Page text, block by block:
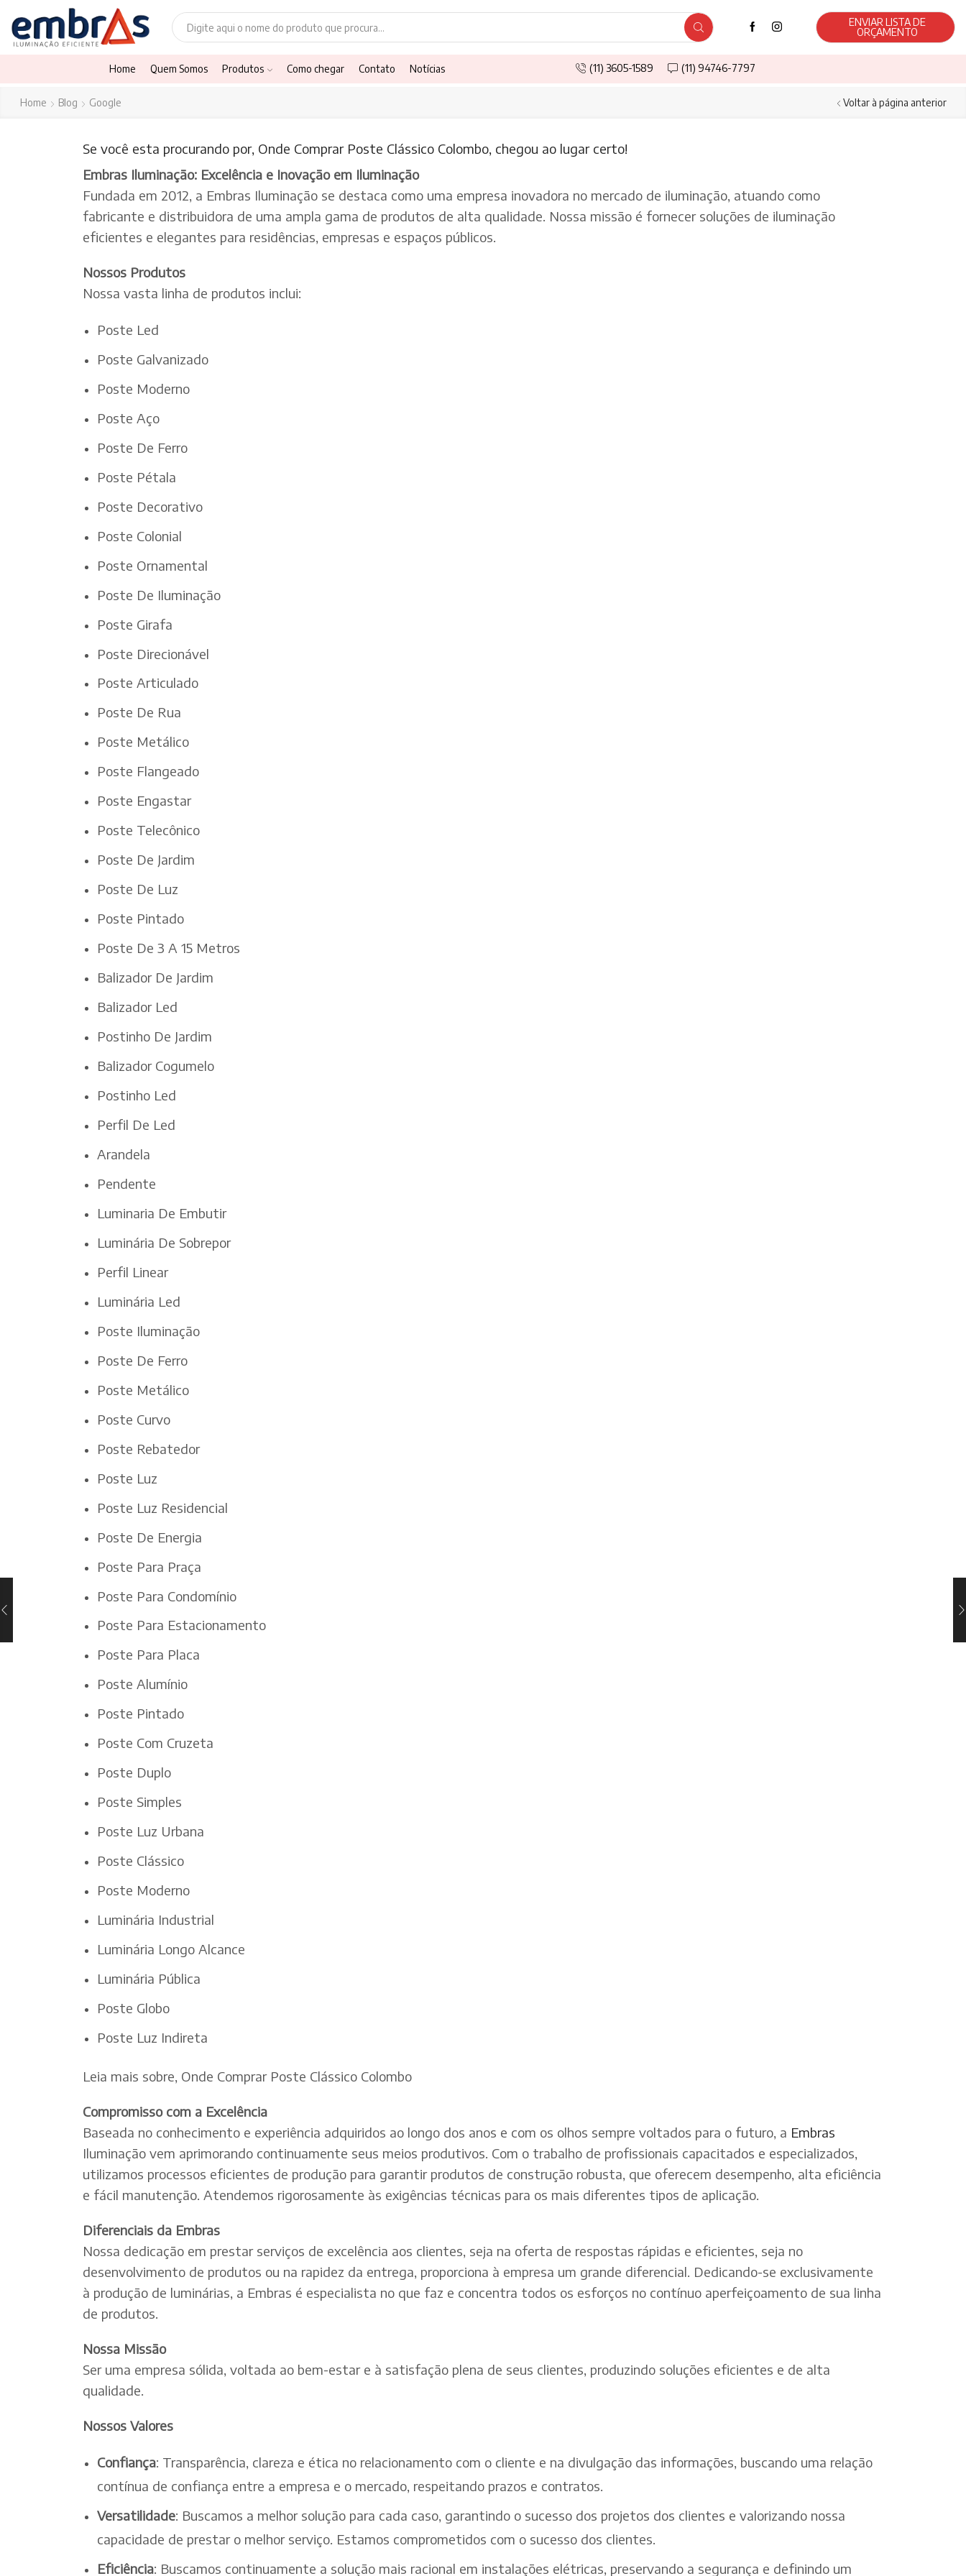
ENVIAR LISTA DE
ORÇAMENTO
Home Quem Somos Produtos Como chegar Contato Notícias (11) 3605-1589 (11) 94746-7797
Voltar à página anterior
Home Blog Google
Se você esta procurando por, Onde Comprar Poste Clássico Colombo, chegou ao lugar certo!
Embras Iluminação: Excelência e Inovação em Iluminação
Fundada em 2012, a Embras Iluminação se destaca como uma empresa inovadora no mercado de iluminação, atuando como
fabricante e distribuidora de uma ampla gama de produtos de alta qualidade. Nossa missão é fornecer soluções de iluminação
eficientes e elegantes para residências, empresas e espaços públicos.
Nossos Produtos
Nossa vasta linha de produtos inclui:
Poste Led
Poste Galvanizado
Poste Moderno
Poste Aço
Poste De Ferro
Poste Pétala
Poste Decorativo
Poste Colonial
Poste Ornamental
Poste De Iluminação
Poste Girafa
Poste Direcionável
Poste Articulado
Poste De Rua
Poste Metálico
Poste Flangeado
Poste Engastar
Poste Telecônico
Poste De Jardim
Poste De Luz
Poste Pintado
Poste De 3 A 15 Metros
Balizador De Jardim
Balizador Led
Postinho De Jardim
Balizador Cogumelo
Postinho Led
Perfil De Led
Arandela
Pendente
Luminaria De Embutir
Luminária De Sobrepor
Perfil Linear
Luminária Led
Poste Iluminação
Poste De Ferro
Poste Metálico
Poste Curvo
Poste Rebatedor
Poste Luz
Poste Luz Residencial
Poste De Energia
Poste Para Praça
Poste Para Condomínio
Poste Para Estacionamento
Poste Para Placa
Poste Alumínio
Poste Pintado
Poste Com Cruzeta
Poste Duplo
Poste Simples
Poste Luz Urbana
Poste Clássico
Poste Moderno
Luminária Industrial
Luminária Longo Alcance
Luminária Pública
Poste Globo
Poste Luz Indireta
Leia mais sobre, Onde Comprar Poste Clássico Colombo
Compromisso com a Excelência
Baseada no conhecimento e experiência adquiridos ao longo dos anos e com os olhos sempre voltados para o futuro, a Embras
Iluminação vem aprimorando continuamente seus meios produtivos. Com o trabalho de profissionais capacitados e especializados,
utilizamos processos eficientes de produção para garantir produtos de construção robusta, que oferecem desempenho, alta eficiência
e fácil manutenção. Atendemos rigorosamente às exigências técnicas para os mais diferentes tipos de aplicação.
Diferenciais da Embras
Nossa dedicação em prestar serviços de excelência aos clientes, seja na oferta de respostas rápidas e eficientes, seja no
desenvolvimento de produtos ou na rapidez da entrega, proporciona à empresa um grande diferencial. Dedicando-se exclusivamente
à produção de luminárias, a Embras é especialista no que faz e concentra todos os esforços no contínuo aperfeiçoamento de sua linha
de produtos.
Nossa Missão
Ser uma empresa sólida, voltada ao bem-estar e à satisfação plena de seus clientes, produzindo soluções eficientes e de alta
qualidade.
Nossos Valores
Confiança: Transparência, clareza e ética no relacionamento com o cliente e na divulgação das informações, buscando uma relação
contínua de confiança entre a empresa e o mercado, respeitando prazos e contratos.
Versatilidade: Buscamos a melhor solução para cada caso, garantindo o sucesso dos projetos dos clientes e valorizando nossa
capacidade de prestar o melhor serviço. Estamos comprometidos com o sucesso dos clientes.
Eficiência: Buscamos continuamente a solução mais racional em instalações elétricas, preservando a segurança e definindo um